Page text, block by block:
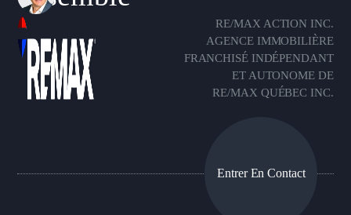
RE/MAX ACTION INC.
AGENCE IMMOBILIÈRE
FRANCHISÉ INDÉPENDANT
ET AUTONOME DE
RE/MAX QUÉBEC INC.
Entrer En Contact